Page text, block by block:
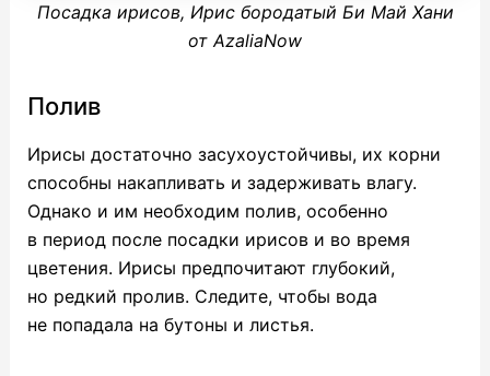
Посадка ирисов, Ирис бородатый Би Май Хани
от AzaliaNow
Полив
Ирисы достаточно засухоустойчивы, их корни
способны накапливать и задерживать влагу.
Однако и им необходим полив, особенно
в период после посадки ирисов и во время
цветения. Ирисы предпочитают глубокий,
но редкий пролив. Следите, чтобы вода
не попадала на бутоны и листья.